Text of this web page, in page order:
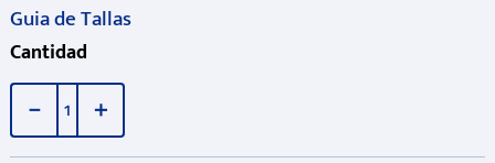
Guia de Tallas
Cantidad
＋
－